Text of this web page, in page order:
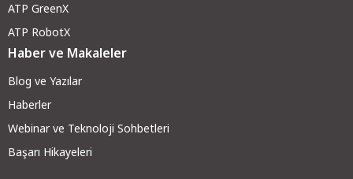
ATP GreenX
ATP RobotX
Haber ve Makaleler
Blog ve Yazılar
Haberler
Webinar ve Teknoloji Sohbetleri
Başarı Hikayeleri